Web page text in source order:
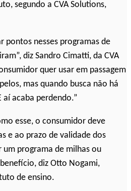
segundo a CVA Solutions,
pontos nesses programas de
diz Sandro Cimatti, da CVA
quer usar em passagem
mas quando busca não há
aí acaba perdendo.”
esse, o consumidor deve
e ao prazo de validade dos
um programa de milhas ou
diz Otto Nogami,
de ensino.